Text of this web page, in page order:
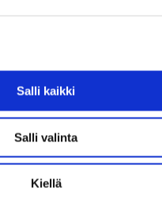
Salli kaikki
Salli valinta
Kiellä